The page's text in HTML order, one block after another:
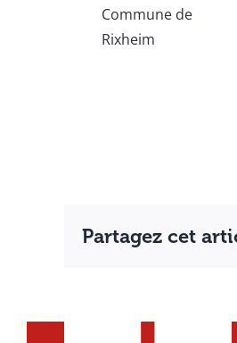
Commune de
Rixheim
Partagez cet